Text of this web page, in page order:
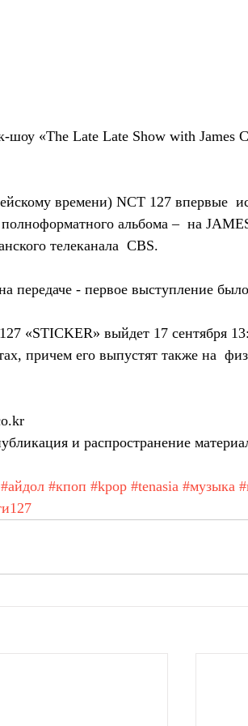
шоу «The Late Late Show with James
времени) NCT 127 впервые
полноформатного альбома –  на
телеканала  CBS.
передаче - первое выступление
«STICKER» выйдет 17 сентября
причем его выпустят также на
и распространение
#айдол #кпоп #kpop #tenasia #музыка